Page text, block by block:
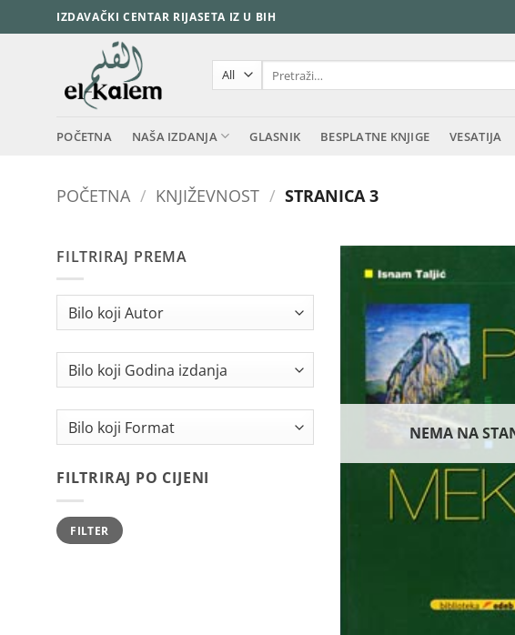
to
IZDAVAČKI CENTAR RIJASETA IZ U BIH
POČETNA NAŠA IZDANJA GLASNIK BESPLATNE KNJIGE VESATIJA
POČETNA / KNJIŽEVNOST / STRANICA 3
FILTRIRAJ PREMA
FILTRIRAJ PO CIJENI
Minimalna
cijena
Maksimalna
cijena
FILTER
NEMA NA